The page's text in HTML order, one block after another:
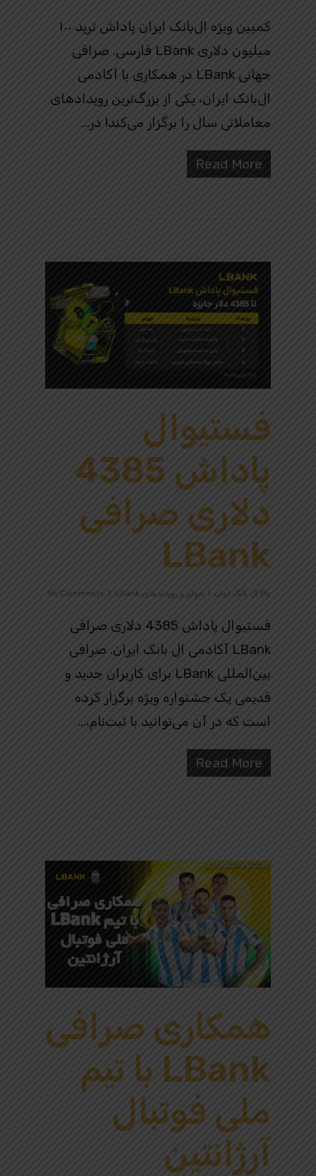
کمپین ویژه ال‌بانک ایران پاداش ترید ۱۰۰
میلیون دلاری LBank فارسی. صرافی
جهانی LBank در همکاری با آکادمی
ال‌بانک ایران، یکی از بزرگ‌ترین رویدادهای
معاملاتی سال را برگزار می‌کند! در…
Read More
فستیوال
پاداش 4385
دلاری صرافی
LBank
By ال بانک ایران جوایز و رویدادهای LBank No Comments
فستیوال پاداش 4385 دلاری صرافی
LBank آکادمی ال بانک ایران. صرافی
بین‌المللی LBank برای کاربران جدید و
قدیمی یک جشنواره ویژه برگزار کرده
است که در آن می‌توانید با ثبت‌نام،…
Read More
همکاری صرافی
LBank با تیم
ملی فوتبال
آرژانتین